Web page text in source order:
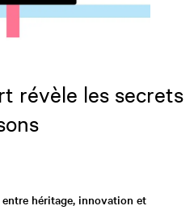
révèle les secrets
héritage, innovation et